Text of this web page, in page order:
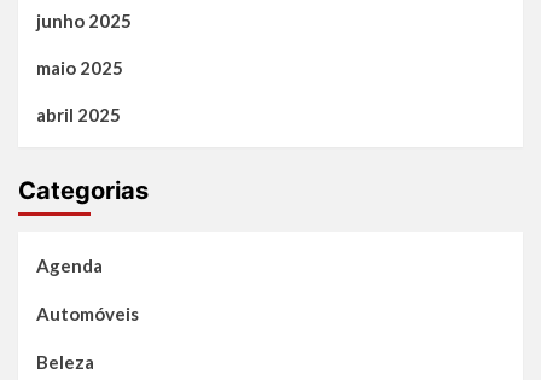
junho 2025
maio 2025
abril 2025
Categorias
Agenda
Automóveis
Beleza